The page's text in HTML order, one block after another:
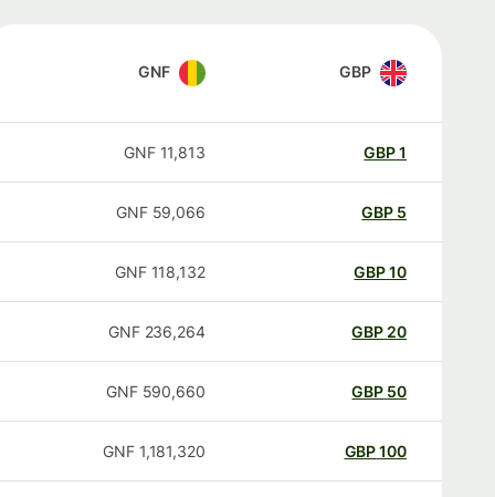
GBP
GNF
GBP
11,813
GNF
GBP
59,066
GNF
GBP
118,132
GNF
20
GBP
236,264
GNF
50
GBP
590,660
GNF
100
GBP
1,181,320
GNF